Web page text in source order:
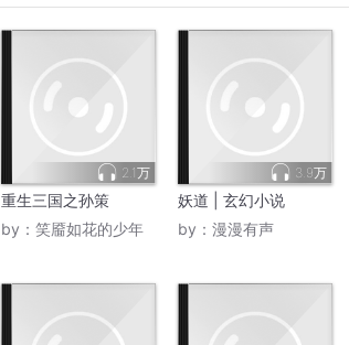
2.1万
重生三国之孙策
by： 笑靥如花的少年
3.9万
妖道 | 玄幻小说
by： 漫漫有声